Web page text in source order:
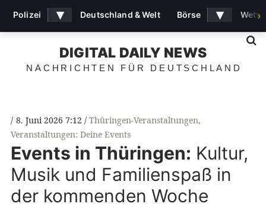
DIGITAL DAILY NEWS
NACHRICHTEN FÜR DEUTSCHLAND
8. Juni 2026 7:12 Thüringen-Veranstaltungen,
Veranstaltungen: Deine Events
Events in Thüringen: Kultur,
Musik und Familienspaß in
der kommenden Woche
Polizei ▾ Deutschland & Welt Börse ▾ ›